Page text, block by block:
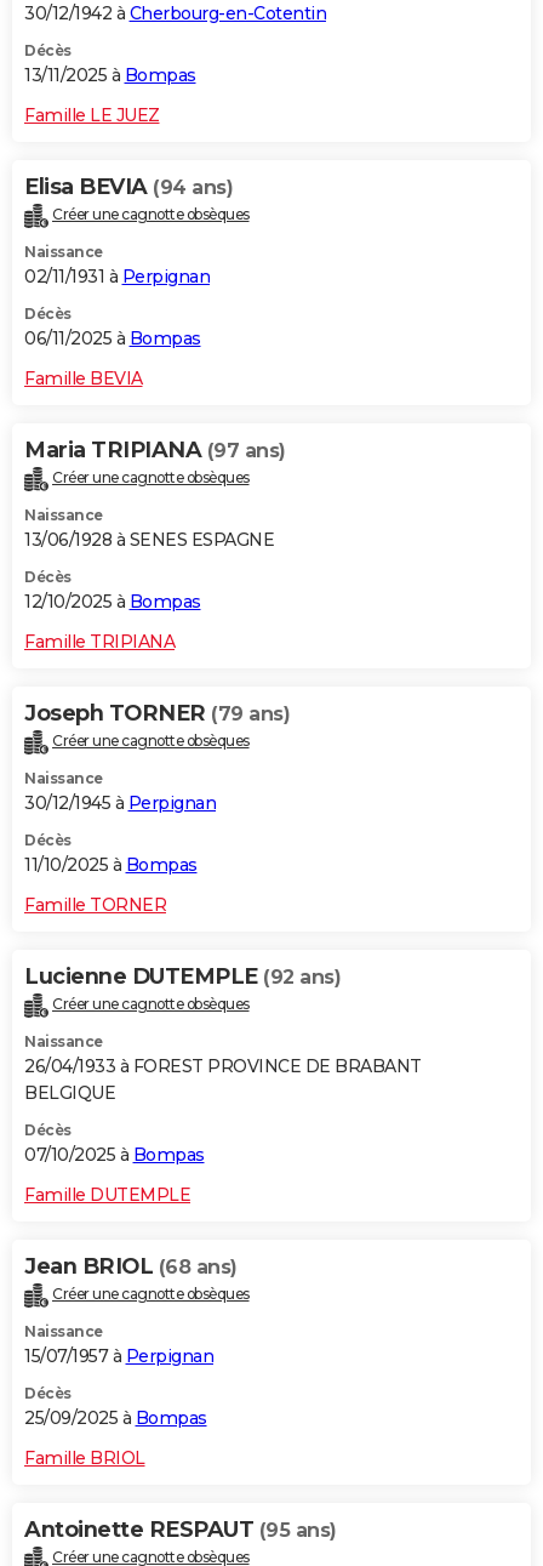
30/12/1942 à Cherbourg-en-Cotentin
Décès
13/11/2025 à Bompas
Famille LE JUEZ
Elisa BEVIA (94 ans)
Créer une cagnotte obsèques
Naissance
02/11/1931 à Perpignan
Décès
06/11/2025 à Bompas
Famille BEVIA
Maria TRIPIANA (97 ans)
Créer une cagnotte obsèques
Naissance
13/06/1928 à SENES ESPAGNE
Décès
12/10/2025 à Bompas
Famille TRIPIANA
Joseph TORNER (79 ans)
Créer une cagnotte obsèques
Naissance
30/12/1945 à Perpignan
Décès
11/10/2025 à Bompas
Famille TORNER
Lucienne DUTEMPLE (92 ans)
Créer une cagnotte obsèques
Naissance
26/04/1933 à FOREST PROVINCE DE BRABANT
BELGIQUE
Décès
07/10/2025 à Bompas
Famille DUTEMPLE
Jean BRIOL (68 ans)
Créer une cagnotte obsèques
Naissance
15/07/1957 à Perpignan
Décès
25/09/2025 à Bompas
Famille BRIOL
Antoinette RESPAUT (95 ans)
Créer une cagnotte obsèques